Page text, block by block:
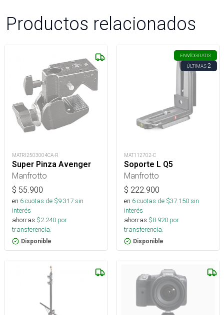
Productos relacionados
MATRI2503004CA-R
Super Pinza Avenger
Manfrotto
$ 55.900
en 6cuotas de $9.317sin
interés
ahorras $2.240 por
transferencia.
Disponible
ENVÍOGRATIS
ÚLTIMAS2
MAT112702-C
Soporte L Q5
Manfrotto
$ 222.900
en 6cuotas de $37.150sin
interés
ahorras $8.920 por
transferencia.
Disponible